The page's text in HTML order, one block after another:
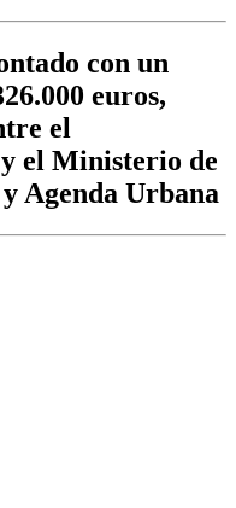
con un
euros,
el
el Ministerio de
Agenda Urbana